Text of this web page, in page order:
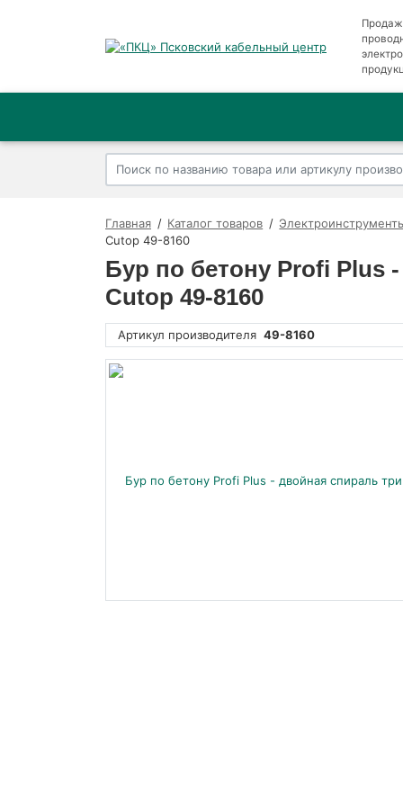
Главная Каталог товаров
Cutop 49-8160
Бур по бетону Profi Plus
Cutop 49-8160
Артикул производителя 49-8160